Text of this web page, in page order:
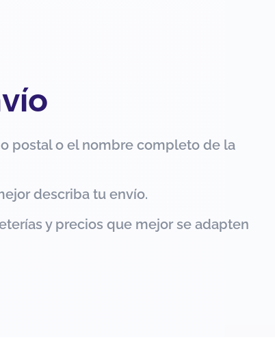
postal o el nombre completo de la
describa tu envío.
y precios que mejor se adapten